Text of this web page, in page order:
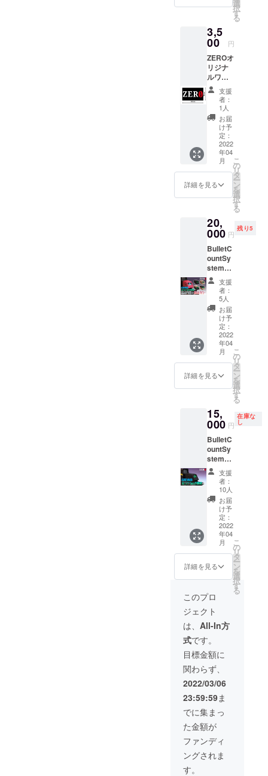
機能を
る予定
です。
お届け
予定月
(3月)に
メール
をお送
りしま
す。
メール
が届い
た日か
ら当
クーポ
ンを使
用でき
ます。
三月末
までと
なりま
す。 ※
注意事
項 ・
クーポ
ンの対
象商品
は
「Bullet
Count
System
「Bullet
Count
System
「Bullet
Count
のア
タッチ
メン
ト」に
なりま
す。 ・
クーポ
ンは
「即売
会など
のイベ
ントで
売」・
「メー
販売」
用可能
です。
ポンの
所持は
「登録
した
メール
アドレ
ス」で
判定い
たしま
す。イ
ベント
で購入
する場
選
択
す
る
3,5
00 円
ZEROオ
リジナ
ルワッ
ペン！
※画像は
イメー
ジにな
ります
ZEROの
ロゴが
プリン
トされ
たベル
クロ式
のワッ
ペンで
のまま
アー
マーな
どに張
り付け
ること
ができ
ます！
※送料込
みの値
段と
なって
います
サイズ
50mm×
横
支援
者：
1人
お届
け予
定：
2022
年04
月
詳細を見る
こ
の
リ
タ
ー
ン
を
選
択
す
る
20,
000 円
残り5
BulletC
ountSy
stem
ver1.2(
Black、
Tan、
Type-
A、
Type-
B、
CAMPF
IRE限定
カラー)
【お届
け予
定:4月
ラウド
ファン
ディン
グ限定
起動画
面&ス
トップ
ウォッ
チ機能
搭載 備
考欄に
必ず起
動画面
に載せ
るユー
ザー名
をご記
※送料込
みの値
段と
なって
いま
す。 ※
カラー
とケー
ブルの
長さを
お選び
くださ
い。 内
容物 ・
本体 ・
セン
サー ・
ケーブ
支援
者：
5人
お届
け予
定：
2022
年04
月
詳細を見る
こ
の
リ
タ
ー
ン
を
選
択
す
る
15,
000 円
在庫な
し
BulletC
ountSy
stem
ver1.2(
Black)
【お届
け予
定:4月
末】 ク
ラウド
ファン
ディン
グ限定
起動画
面&ス
トップ
ウォッ
チ機能
搭載 備
考欄に
必ず起
動画面
に載せ
るユー
ザー名
をご記
入くだ
さい。
※送料込
みの値
段と
なって
いま
す。 ※
支援
者：
10人
お届
け予
定：
2022
年04
月
詳細を見る
こ
の
リ
タ
ー
ン
を
選
択
す
る
このプロ
ジェクト
は、 All-In方
式です。
目標金額に
関わらず、
2022/03/06
23:59:59ま
でに集まっ
た金額が
ファンディ
ングされま
す。